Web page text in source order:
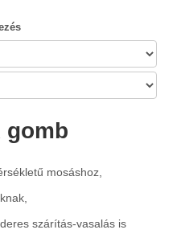
gomb
mosáshoz,
szárítás-vasalás is